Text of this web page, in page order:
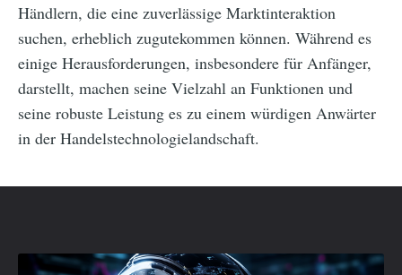
Händlern, die eine zuverlässige Marktinteraktion
suchen, erheblich zugutekommen können. Während es
einige Herausforderungen, insbesondere für Anfänger,
darstellt, machen seine Vielzahl an Funktionen und
seine robuste Leistung es zu einem würdigen Anwärter
in der Handelstechnologielandschaft.